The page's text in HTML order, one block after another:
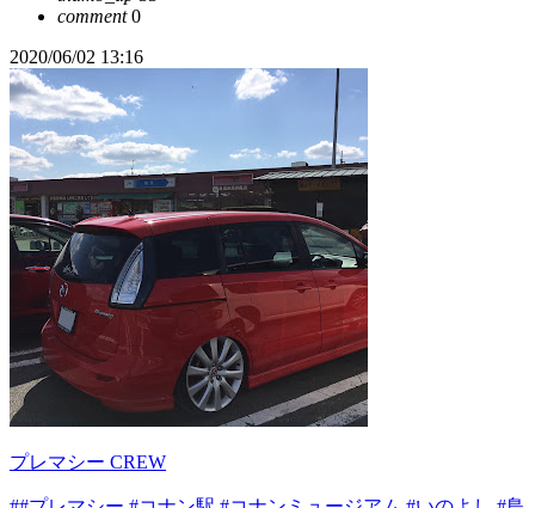
comment0
2020/06/02 13:16
プレマシー CREW